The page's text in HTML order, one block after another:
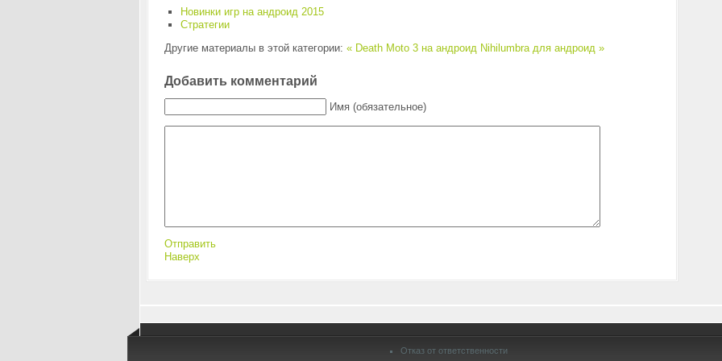
Новинки игр на андроид 2015
Стратегии
Другие материалы в этой категории: « Death Moto 3 на андроид Nihilumbra для андроид »
Добавить комментарий
Имя (обязательное)
Отправить
Наверх
Отказ от ответственности